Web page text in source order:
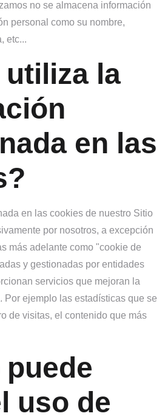
no se almacena información
personal como su nombre,
etc...
utiliza la
en las
en las cookies de nuestro Sitio
por nosotros, a excepción
más adelante como "cookie de
y gestionadas por entidades
servicios que mejoran la
Por ejemplo las estadísticas que se
de visitas, el contenido que más
uso de